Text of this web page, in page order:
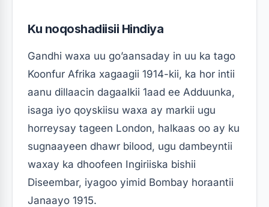
Ku noqoshadiisii Hindiya
Gandhi waxa uu go’aansaday in uu ka tago
Koonfur Afrika xagaagii 1914-kii, ka hor intii
aanu dillaacin dagaalkii 1aad ee Adduunka,
isaga iyo qoyskiisu waxa ay markii ugu
horreysay tageen London, halkaas oo ay ku
sugnaayeen dhawr bilood, ugu dambeyntii
waxay ka dhoofeen Ingiriiska bishii
Diseembar, iyagoo yimid Bombay horaantii
Janaayo 1915.